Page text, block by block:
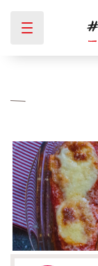
Вы здесь